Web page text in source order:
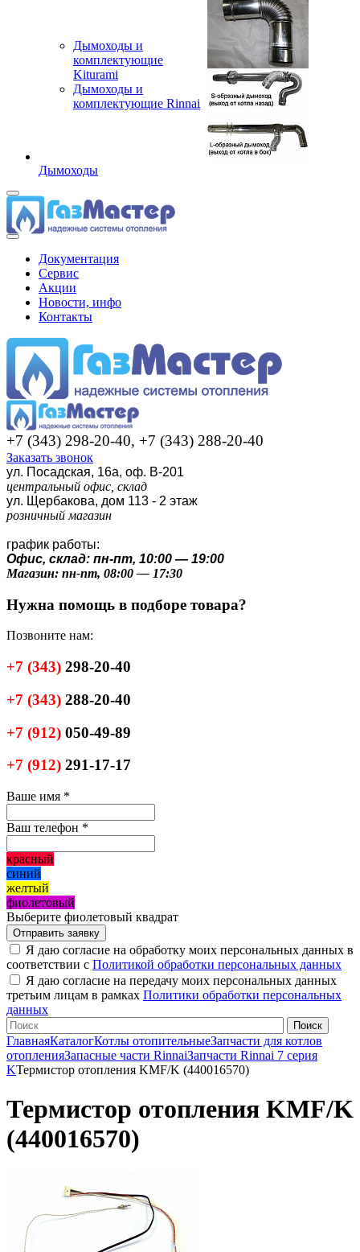
Дымоходы и
комплектующие
Kiturami
Дымоходы и
комплектующие Rinnai
Дымоходы
Документация
Сервис
Акции
Новости, инфо
Контакты
+7 (343) 298-20-40, +7 (343) 288-20-40
Заказать звонок
ул. Посадская, 16а, оф. В-201
центральный офис, склад
ул. Щербакова, дом 113 - 2 этаж
розничный магазин
график работы:
Офис, склад: пн-пт, 10:00 — 19:00
Магазин: пн-пт, 08:00 — 17:30
Нужна помощь в подборе товара?
Позвоните нам:
+7 (343) 298-20-40
+7 (343) 288-20-40
+7 (912) 050-49-89
+7 (912) 291-17-17
Ваше имя *
Ваш телефон *
красный
синий
желтый
фиолетовый
Выберите фиолетовый квадрат
Я даю согласие на обработку моих персональных данных в
соответствии с Политикой обработки персональных данных
Я даю согласие на передачу моих персональных данных
третьим лицам в рамках Политики обработки персональных
данных
ГлавнаяКаталогКотлы отопительныеЗапчасти для котлов
отопленияЗапасные части RinnaiЗапчасти Rinnai 7 серия
KТермистор отопления KMF/K (440016570)
Термистор отопления KMF/K
(440016570)